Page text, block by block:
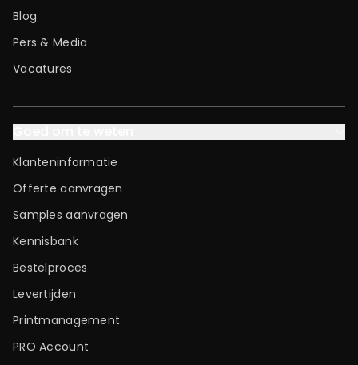
Blog
Pers & Media
Vacatures
Klanteninformatie
Offerte aanvragen
Samples aanvragen
Kennisbank
Bestelproces
Levertijden
Printmanagement
PRO Account